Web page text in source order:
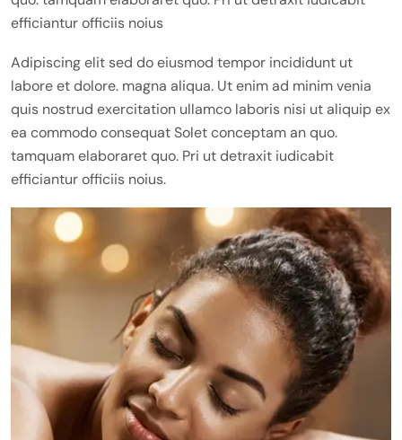
efficiantur officiis noius
Adipiscing elit sed do eiusmod tempor incididunt ut
labore et dolore. magna aliqua. Ut enim ad minim venia
quis nostrud exercitation ullamco laboris nisi ut aliquip ex
ea commodo consequat Solet conceptam an quo.
tamquam elaboraret quo. Pri ut detraxit iudicabit
efficiantur officiis noius.